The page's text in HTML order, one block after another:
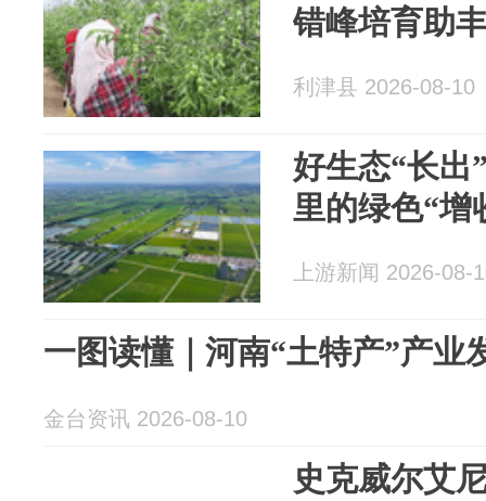
错峰培育助
利津县 2026-08-10
好生态“长出
里的绿色“增
上游新闻 2026-08-
一图读懂｜河南“土特产”产业
金台资讯 2026-08-10
史克威尔艾